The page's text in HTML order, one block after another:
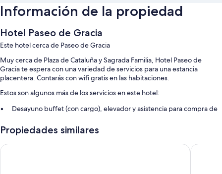
Información de la propiedad
Hotel Paseo de Gracia
Este hotel cerca de Paseo de Gracia
Muy cerca de Plaza de Cataluña y Sagrada Familia, Hotel Paseo de
Gracia te espera con una variedad de servicios para una estancia
placentera. Contarás con wifi gratis en las habitaciones.
Estos son algunos más de los servicios en este hotel:
Desayuno buffet (con cargo), elevador y asistencia para compra de
Personal multilingüe, resguardo de equipaje y área con
No se permite fumar en la propiedad, máquina expendedora y
Propiedades similares
Hotel Praktik Bakery Hotel